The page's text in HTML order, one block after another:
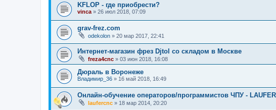
KFLOP - где приобрести?
vinca » 26 июл 2018, 07:09
grav-frez.com
odekolon » 20 мар 2017, 22:41
Интернет-магазин фрез Djtol со складом в Москве
freza4cnc » 03 июн 2018, 16:08
Дюраль в Воронеже
Владимир_36 » 16 май 2018, 16:49
Онлайн-обучение операторов/программистов ЧПУ -
laufercnc » 18 мар 2014, 20:20